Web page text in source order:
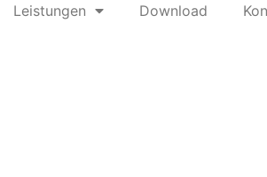
Leistungen Download